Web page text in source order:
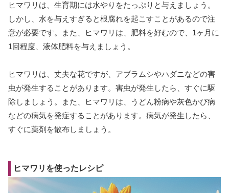
ヒマワリは、生育期には水やりをたっぷりと与えましょう。
しかし、水を与えすぎると根腐れを起こすことがあるので注
意が必要です。また、ヒマワリは、肥料を好むので、1ヶ月に
1回程度、液体肥料を与えましょう。
ヒマワリは、丈夫な花ですが、アブラムシやハダニなどの害
虫が発生することがあります。害虫が発生したら、すぐに駆
除しましょう。また、ヒマワリは、うどん粉病や灰色かび病
などの病気を発症することがあります。病気が発生したら、
すぐに薬剤を散布しましょう。
ヒマワリを使ったレシピ